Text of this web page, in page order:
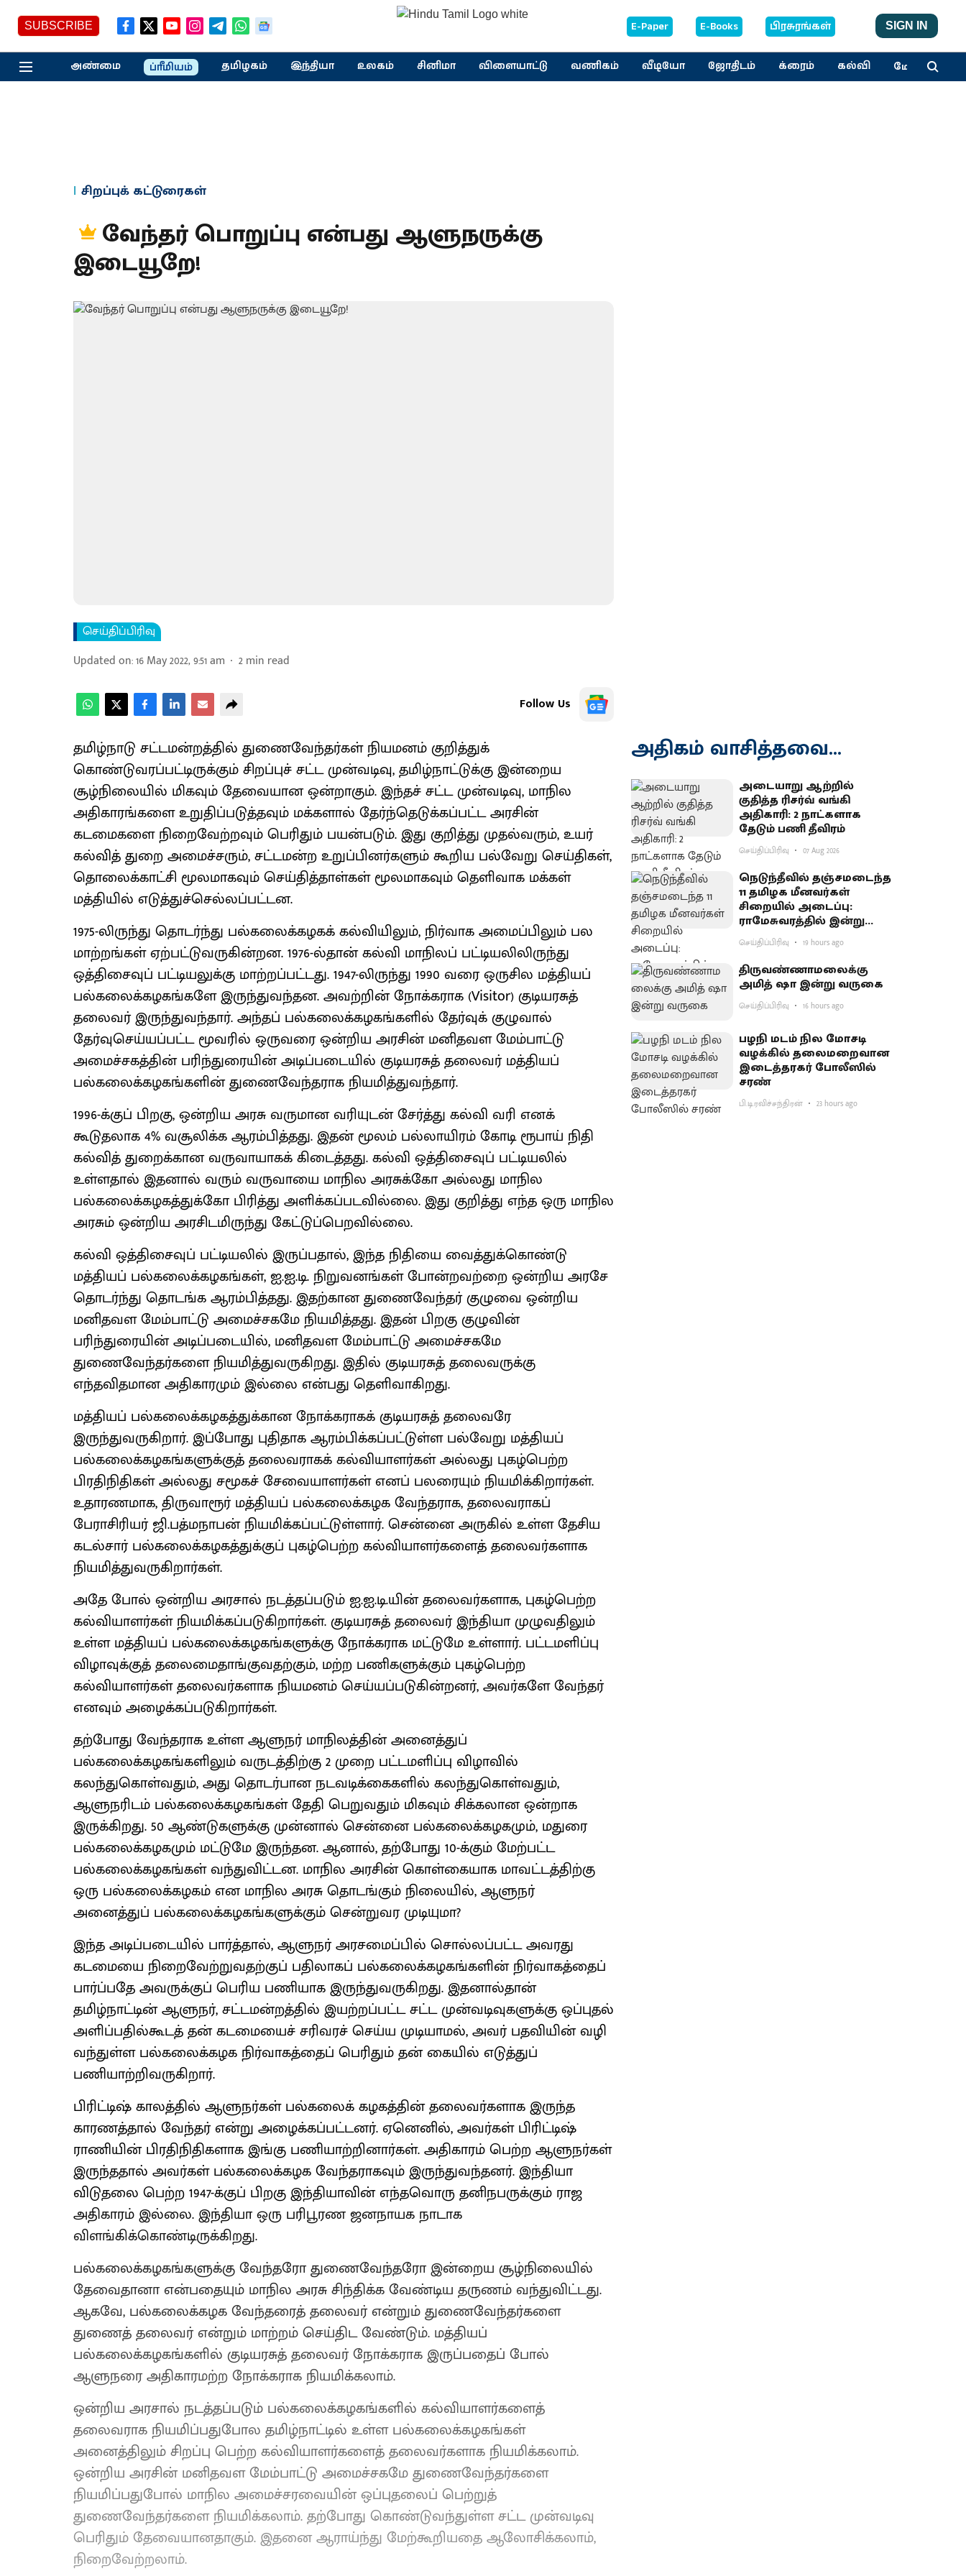
SUBSCRIBE E-Paper E-Books பிரசுரங்கள் SIGN IN
அண்மை ப்ரீமியம் தமிழகம் இந்தியா உலகம் சினிமா விளையாட்டு வணிகம் வீடியோ ஜோதிடம் க்ரைம் கல்வி மேலும்
சிறப்புக் கட்டுரைகள்
வேந்தர் பொறுப்பு என்பது ஆளுநருக்கு
இடையூறே!
செய்திப்பிரிவு
Updated on:16 May 2022, 9:51 am 2min read
Follow Us
தமிழ்நாடு சட்டமன்றத்தில் துணைவேந்தர்கள் நியமனம் குறித்துக்
கொண்டுவரப்பட்டிருக்கும் சிறப்புச் சட்ட முன்வடிவு, தமிழ்நாட்டுக்கு இன்றைய
சூழ்நிலையில் மிகவும் தேவையான ஒன்றாகும். இந்தச் சட்ட முன்வடிவு, மாநில
அதிகாரங்களை உறுதிப்படுத்தவும் மக்களால் தேர்ந்தெடுக்கப்பட்ட அரசின்
கடமைகளை நிறைவேற்றவும் பெரிதும் பயன்படும். இது குறித்து முதல்வரும், உயர்
கல்வித் துறை அமைச்சரும், சட்டமன்ற உறுப்பினர்களும் கூறிய பல்வேறு செய்திகள்,
தொலைக்காட்சி மூலமாகவும் செய்தித்தாள்கள் மூலமாகவும் தெளிவாக மக்கள்
மத்தியில் எடுத்துச்செல்லப்பட்டன.
1975-லிருந்து தொடர்ந்து பல்கலைக்கழகக் கல்வியிலும், நிர்வாக அமைப்பிலும் பல
மாற்றங்கள் ஏற்பட்டுவருகின்றன. 1976-ல்தான் கல்வி மாநிலப் பட்டியலிலிருந்து
ஒத்திசைவுப் பட்டியலுக்கு மாற்றப்பட்டது. 1947-லிருந்து 1990 வரை ஒருசில மத்தியப்
பல்கலைக்கழகங்களே இருந்துவந்தன. அவற்றின் நோக்கராக (Visitor) குடியரசுத்
தலைவர் இருந்துவந்தார். அந்தப் பல்கலைக்கழகங்களில் தேர்வுக் குழுவால்
தேர்வுசெய்யப்பட்ட மூவரில் ஒருவரை ஒன்றிய அரசின் மனிதவள மேம்பாட்டு
அமைச்சகத்தின் பரிந்துரையின் அடிப்படையில் குடியரசுத் தலைவர் மத்தியப்
பல்கலைக்கழகங்களின் துணைவேந்தராக நியமித்துவந்தார்.
1996-க்குப் பிறகு, ஒன்றிய அரசு வருமான வரியுடன் சேர்த்து கல்வி வரி எனக்
கூடுதலாக 4% வசூலிக்க ஆரம்பித்தது. இதன் மூலம் பல்லாயிரம் கோடி ரூபாய் நிதி
கல்வித் துறைக்கான வருவாயாகக் கிடைத்தது. கல்வி ஒத்திசைவுப் பட்டியலில்
உள்ளதால் இதனால் வரும் வருவாயை மாநில அரசுக்கோ அல்லது மாநில
பல்கலைக்கழகத்துக்கோ பிரித்து அளிக்கப்படவில்லை. இது குறித்து எந்த ஒரு மாநில
அரசும் ஒன்றிய அரசிடமிருந்து கேட்டுப்பெறவில்லை.
கல்வி ஒத்திசைவுப் பட்டியலில் இருப்பதால், இந்த நிதியை வைத்துக்கொண்டு
மத்தியப் பல்கலைக்கழகங்கள், ஐ.ஐ.டி. நிறுவனங்கள் போன்றவற்றை ஒன்றிய அரசே
தொடர்ந்து தொடங்க ஆரம்பித்தது. இதற்கான துணைவேந்தர் குழுவை ஒன்றிய
மனிதவள மேம்பாட்டு அமைச்சகமே நியமித்தது. இதன் பிறகு குழுவின்
பரிந்துரையின் அடிப்படையில், மனிதவள மேம்பாட்டு அமைச்சகமே
துணைவேந்தர்களை நியமித்துவருகிறது. இதில் குடியரசுத் தலைவருக்கு
எந்தவிதமான அதிகாரமும் இல்லை என்பது தெளிவாகிறது.
மத்தியப் பல்கலைக்கழகத்துக்கான நோக்கராகக் குடியரசுத் தலைவரே
இருந்துவருகிறார். இப்போது புதிதாக ஆரம்பிக்கப்பட்டுள்ள பல்வேறு மத்தியப்
பல்கலைக்கழகங்களுக்குத் தலைவராகக் கல்வியாளர்கள் அல்லது புகழ்பெற்ற
பிரதிநிதிகள் அல்லது சமூகச் சேவையாளர்கள் எனப் பலரையும் நியமிக்கிறார்கள்.
உதாரணமாக, திருவாரூர் மத்தியப் பல்கலைக்கழக வேந்தராக, தலைவராகப்
பேராசிரியர் ஜி.பத்மநாபன் நியமிக்கப்பட்டுள்ளார். சென்னை அருகில் உள்ள தேசிய
கடல்சார் பல்கலைக்கழகத்துக்குப் புகழ்பெற்ற கல்வியாளர்களைத் தலைவர்களாக
நியமித்துவருகிறார்கள்.
அதே போல் ஒன்றிய அரசால் நடத்தப்படும் ஐ.ஐ.டி.யின் தலைவர்களாக, புகழ்பெற்ற
கல்வியாளர்கள் நியமிக்கப்படுகிறார்கள். குடியரசுத் தலைவர் இந்தியா முழுவதிலும்
உள்ள மத்தியப் பல்கலைக்கழகங்களுக்கு நோக்கராக மட்டுமே உள்ளார். பட்டமளிப்பு
விழாவுக்குத் தலைமைதாங்குவதற்கும், மற்ற பணிகளுக்கும் புகழ்பெற்ற
கல்வியாளர்கள் தலைவர்களாக நியமனம் செய்யப்படுகின்றனர், அவர்களே வேந்தர்
எனவும் அழைக்கப்படுகிறார்கள்.
தற்போது வேந்தராக உள்ள ஆளுநர் மாநிலத்தின் அனைத்துப்
பல்கலைக்கழகங்களிலும் வருடத்திற்கு 2 முறை பட்டமளிப்பு விழாவில்
கலந்துகொள்வதும், அது தொடர்பான நடவடிக்கைகளில் கலந்துகொள்வதும்,
ஆளுநரிடம் பல்கலைக்கழகங்கள் தேதி பெறுவதும் மிகவும் சிக்கலான ஒன்றாக
இருக்கிறது. 50 ஆண்டுகளுக்கு முன்னால் சென்னை பல்கலைக்கழகமும், மதுரை
பல்கலைக்கழகமும் மட்டுமே இருந்தன. ஆனால், தற்போது 10-க்கும் மேற்பட்ட
பல்கலைக்கழகங்கள் வந்துவிட்டன. மாநில அரசின் கொள்கையாக மாவட்டத்திற்கு
ஒரு பல்கலைக்கழகம் என மாநில அரசு தொடங்கும் நிலையில், ஆளுநர்
அனைத்துப் பல்கலைக்கழகங்களுக்கும் சென்றுவர முடியுமா?
இந்த அடிப்படையில் பார்த்தால், ஆளுநர் அரசமைப்பில் சொல்லப்பட்ட அவரது
கடமையை நிறைவேற்றுவதற்குப் பதிலாகப் பல்கலைக்கழகங்களின் நிர்வாகத்தைப்
பார்ப்பதே அவருக்குப் பெரிய பணியாக இருந்துவருகிறது. இதனால்தான்
தமிழ்நாட்டின் ஆளுநர், சட்டமன்றத்தில் இயற்றப்பட்ட சட்ட முன்வடிவுகளுக்கு ஒப்புதல்
அளிப்பதில்கூடத் தன் கடமையைச் சரிவரச் செய்ய முடியாமல், அவர் பதவியின் வழி
வந்துள்ள பல்கலைக்கழக நிர்வாகத்தைப் பெரிதும் தன் கையில் எடுத்துப்
பணியாற்றிவருகிறார்.
பிரிட்டிஷ் காலத்தில் ஆளுநர்கள் பல்கலைக் கழகத்தின் தலைவர்களாக இருந்த
காரணத்தால் வேந்தர் என்று அழைக்கப்பட்டனர். ஏனெனில், அவர்கள் பிரிட்டிஷ்
ராணியின் பிரதிநிதிகளாக இங்கு பணியாற்றினார்கள். அதிகாரம் பெற்ற ஆளுநர்கள்
இருந்ததால் அவர்கள் பல்கலைக்கழக வேந்தராகவும் இருந்துவந்தனர். இந்தியா
விடுதலை பெற்ற 1947-க்குப் பிறகு இந்தியாவின் எந்தவொரு தனிநபருக்கும் ராஜ
அதிகாரம் இல்லை. இந்தியா ஒரு பரிபூரண ஜனநாயக நாடாக
விளங்கிக்கொண்டிருக்கிறது.
பல்கலைக்கழகங்களுக்கு வேந்தரோ துணைவேந்தரோ இன்றைய சூழ்நிலையில்
தேவைதானா என்பதையும் மாநில அரசு சிந்திக்க வேண்டிய தருணம் வந்துவிட்டது.
ஆகவே, பல்கலைக்கழக வேந்தரைத் தலைவர் என்றும் துணைவேந்தர்களை
துணைத் தலைவர் என்றும் மாற்றம் செய்திட வேண்டும். மத்தியப்
பல்கலைக்கழகங்களில் குடியரசுத் தலைவர் நோக்கராக இருப்பதைப் போல்
ஆளுநரை அதிகாரமற்ற நோக்கராக நியமிக்கலாம்.
ஒன்றிய அரசால் நடத்தப்படும் பல்கலைக்கழகங்களில் கல்வியாளர்களைத்
தலைவராக நியமிப்பதுபோல தமிழ்நாட்டில் உள்ள பல்கலைக்கழகங்கள்
அனைத்திலும் சிறப்பு பெற்ற கல்வியாளர்களைத் தலைவர்களாக நியமிக்கலாம்.
ஒன்றிய அரசின் மனிதவள மேம்பாட்டு அமைச்சகமே துணைவேந்தர்களை
நியமிப்பதுபோல் மாநில அமைச்சரவையின் ஒப்புதலைப் பெற்றுத்
துணைவேந்தர்களை நியமிக்கலாம். தற்போது கொண்டுவந்துள்ள சட்ட முன்வடிவு
பெரிதும் தேவையானதாகும். இதனை ஆராய்ந்து மேற்கூறியதை ஆலோசிக்கலாம்,
நிறைவேற்றலாம்.
அதிகம் வாசித்தவை...
அடையாறு ஆற்றில்
குதித்த ரிசர்வ் வங்கி
அதிகாரி: 2 நாட்களாக
தேடும் பணி தீவிரம்
செய்திப்பிரிவு 07 Aug 2026
நெடுந்தீவில் தஞ்சமடைந்த
11 தமிழக மீனவர்கள்
சிறையில் அடைப்பு:
ராமேசுவரத்தில் இன்று
வேலைநிறுத்தம்
செய்திப்பிரிவு 19 hours ago
திருவண்ணாமலைக்கு
அமித் ஷா இன்று வருகை
செய்திப்பிரிவு 16 hours ago
பழநி மடம் நில மோசடி
வழக்கில் தலைமறைவான
இடைத்தரகர் போலீஸில்
சரண்
பி.டி.ரவிச்சந்திரன் 23 hours ago